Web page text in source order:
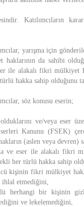
Katılımcıların
yarışma için
da sahibi
ile alakalı fikri mülkiyet
hakka sahip olduğunu
söz konusu eserin;
olduklarını ve/veya eser
Kanunu (FSEK)
(aslen veya devren)
ve eser ile alakalı fikri
her türlü hakka sahip
kişinin fikri mülkiyet
ihlal etmediğini,
herhangi bir kişinin
ve lekelemediğini,